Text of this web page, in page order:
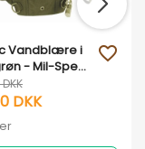
i
- Mil-Spec
DKK
favorite_outline